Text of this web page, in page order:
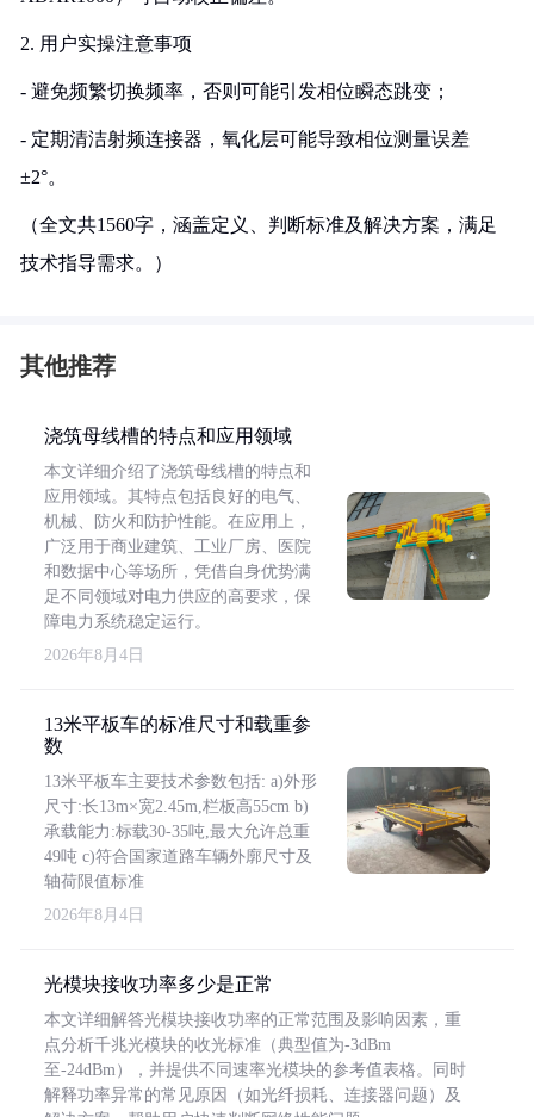
2. 用户实操注意事项
- 避免频繁切换频率，否则可能引发相位瞬态跳变；
- 定期清洁射频连接器，氧化层可能导致相位测量误差
±2°。
（全文共1560字，涵盖定义、判断标准及解决方案，满足
技术指导需求。）
其他推荐
浇筑母线槽的特点和应用领域
本文详细介绍了浇筑母线槽的特点和
应用领域。其特点包括良好的电气、
机械、防火和防护性能。在应用上，
广泛用于商业建筑、工业厂房、医院
和数据中心等场所，凭借自身优势满
足不同领域对电力供应的高要求，保
障电力系统稳定运行。
2026年8月4日
13米平板车的标准尺寸和载重参
数
13米平板车主要技术参数包括: a)外形
尺寸:长13m×宽2.45m,栏板高55cm b)
承载能力:标载30-35吨,最大允许总重
49吨 c)符合国家道路车辆外廓尺寸及
轴荷限值标准
2026年8月4日
光模块接收功率多少是正常
本文详细解答光模块接收功率的正常范围及影响因素，重
点分析千兆光模块的收光标准（典型值为-3dBm
至-24dBm），并提供不同速率光模块的参考值表格。同时
解释功率异常的常见原因（如光纤损耗、连接器问题）及